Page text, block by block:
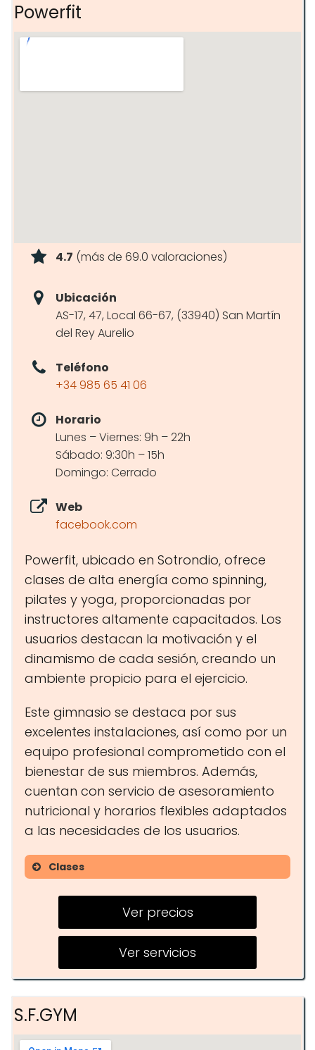
Recuperación de lesiones y
entrenamiento personal
Powerfit
4.7 (más de 69.0 valoraciones)
Ubicación
AS-17, 47, Local 66-67, (33940) San Martín
del Rey Aurelio
Teléfono
+34 985 65 41 06
Horario
Lunes – Viernes: 9h – 22h
Sábado: 9:30h – 15h
Domingo: Cerrado
Web
facebook.com
Powerfit, ubicado en Sotrondio, ofrece
clases de alta energía como spinning,
pilates y yoga, proporcionadas por
instructores altamente capacitados. Los
usuarios destacan la motivación y el
dinamismo de cada sesión, creando un
ambiente propicio para el ejercicio.
Este gimnasio se destaca por sus
excelentes instalaciones, así como por un
equipo profesional comprometido con el
bienestar de sus miembros. Además,
cuentan con servicio de asesoramiento
nutricional y horarios flexibles adaptados
a las necesidades de los usuarios.
Clases
Spinning
Yoga
Ver precios
Ver servicios
S.F.GYM